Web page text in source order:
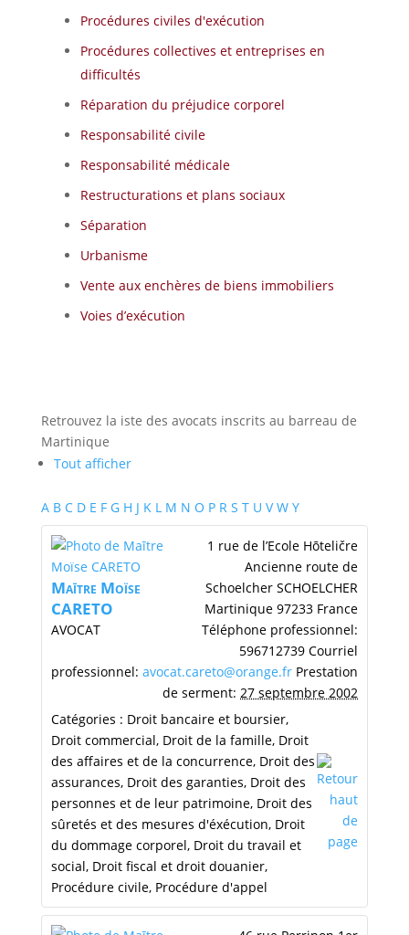
Procédures civiles d'exécution
Procédures collectives et entreprises en
difficultés
Réparation du préjudice corporel
Responsabilité civile
Responsabilité médicale
Restructurations et plans sociaux
Séparation
Urbanisme
Vente aux enchères de biens immobiliers
Voies d’exécution
Retrouvez la iste des avocats inscrits au barreau de
Martinique
Tout afficher
A B C D E F G H J K L M N O P R S T U V W Y
Maītre Moïse
CARETO
AVOCAT
1 rue de l’Ecole Hōteličre
Ancienne route de
Schoelcher SCHOELCHER
Martinique 97233 France
Téléphone professionnel:
596712739 Courriel
professionnel: avocat.careto@orange.fr Prestation
de serment: 27 septembre 2002
Catégories : Droit bancaire et boursier,
Droit commercial, Droit de la famille, Droit
des affaires et de la concurrence, Droit des
assurances, Droit des garanties, Droit des
personnes et de leur patrimoine, Droit des
sûretés et des mesures d'éxécution, Droit
du dommage corporel, Droit du travail et
social, Droit fiscal et droit douanier,
Procédure civile, Procédure d'appel